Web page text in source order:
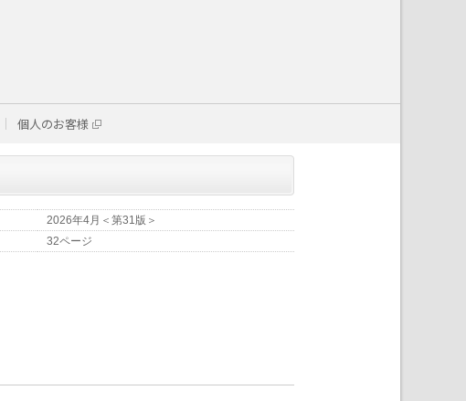
個人のお客様
2026年4月＜第31版＞
32ページ